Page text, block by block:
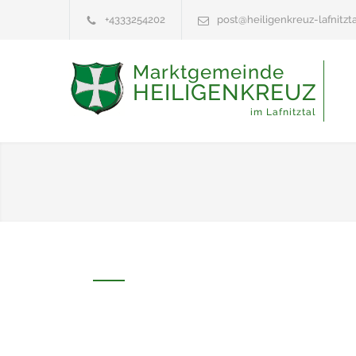
+4333254202 post@heiligenkreuz-
Marktgemeinde
HEILIGENKREUZ
im Lafnitztal